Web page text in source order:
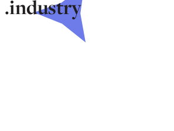
.industry